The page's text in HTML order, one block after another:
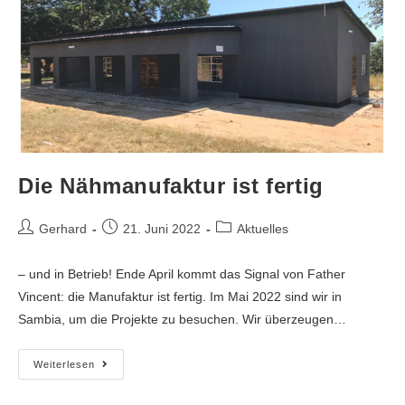
Die Nähmanufaktur ist fertig
Gerhard 21. Juni 2022 Aktuelles
– und in Betrieb! Ende April kommt das Signal von Father
Vincent: die Manufaktur ist fertig. Im Mai 2022 sind wir in
Sambia, um die Projekte zu besuchen. Wir überzeugen…
Weiterlesen